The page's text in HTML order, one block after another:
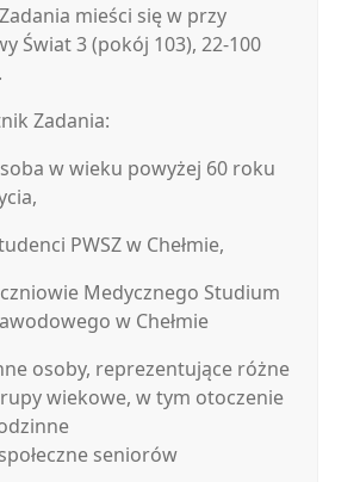
mieści się w przy
Świat 3 (pokój 103), 22-100
Zadania:
w wieku powyżej 60 roku
PWSZ w Chełmie,
Medycznego Studium
w Chełmie
osoby, reprezentujące różne
wiekowe, w tym otoczenie
seniorów